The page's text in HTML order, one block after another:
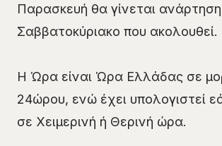
Παρασκευή θα γίνεται ανάρτηση
Σαββατοκύριακο που ακολουθεί.
Η Ώρα είναι Ώρα Ελλάδας σε
24ώρου, ενώ έχει υπολογιστεί
σε Χειμερινή ή Θερινή ώρα.